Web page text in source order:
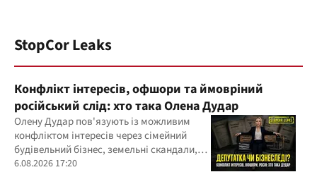
StopCor Leaks
Конфлікт інтересів, офшори та ймовріний
російський слід: хто така Олена Дудар
Олену Дудар пов'язують із можливим
конфліктом інтересів через сімейний
будівельний бізнес, земельні скандали,
судові справи
6.08.2026 17:20